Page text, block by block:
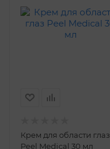
Крем для области глаз
Peel Medical 30 мл